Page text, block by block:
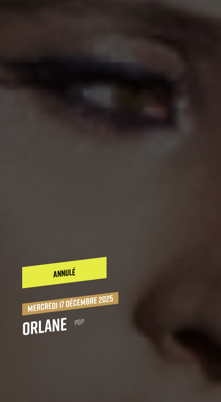
ANNULÉ
mercredi 17 décembre 2025
Orlane Pop